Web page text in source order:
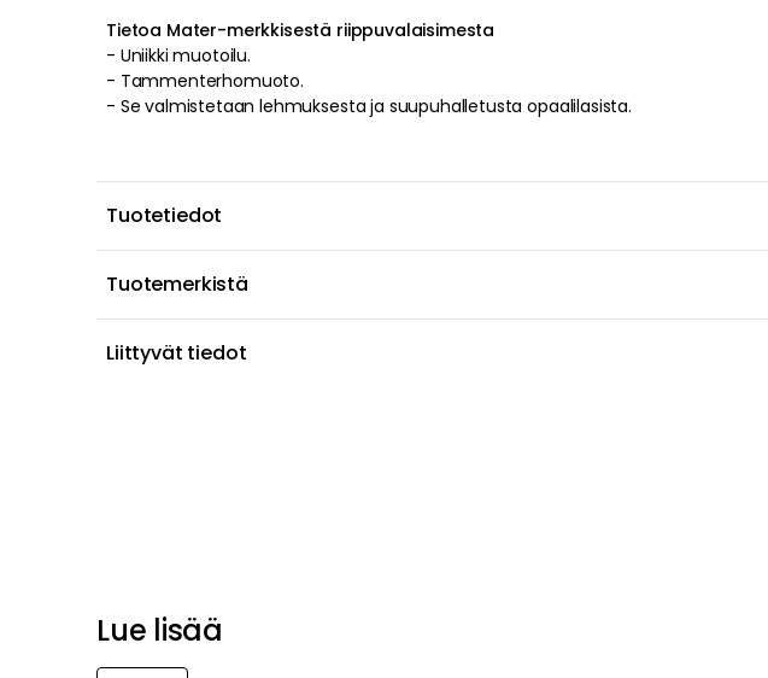
Tietoa Mater-merkkisestä riippuvalaisimesta
- Uniikki muotoilu.
- Tammenterhomuoto.
- Se valmistetaanlehmuksesta ja suupuhalletusta opaalilasista.
Tuotetiedot
Tuotemerkistä
Liittyvät tiedot
Lue lisää